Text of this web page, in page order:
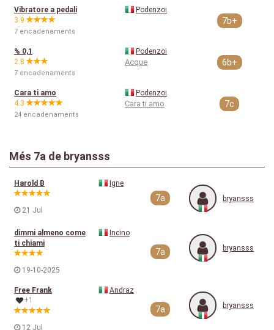
Vibratore a pedali
3.9
7 encadenaments
Podenzoi
7b+
% 0,1
2.8
7 encadenaments
Podenzoi
Acque 6b+
Cara ti amo
4.3
24 encadenaments
Podenzoi
Cara ti amo 7c
Més 7a de bryansss
Harold B
21 Jul
Igne
7a bryansss
dimmi almeno come
ti chiami
19-10-2025
Incino
7a bryansss
Free Frank
+1
12 Jul
Andraz
7a bryansss